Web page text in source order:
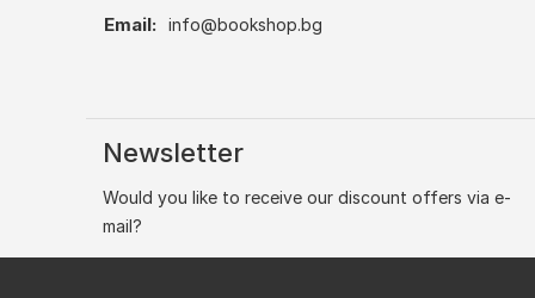
Email: info@bookshop.bg
Newsletter
Would you like to receive our discount offers via e-
mail?